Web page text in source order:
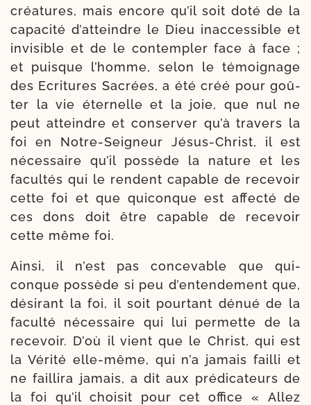
créa­tures, mais encore qu’il soit doté de la
capa­ci­té d’at­teindre le Dieu inac­ces­sible et
invi­sible et de le contem­pler face à face ;
et puisque l’homme, selon le témoi­gnage
des Ecritures Sacrées, a été créé pour goû­
ter la vie éter­nelle et la joie, que nul ne
peut atteindre et conser­ver qu’à tra­vers la
foi en Notre-​Seigneur Jésus-​Christ, il est
néces­saire qu’il pos­sède la nature et les
facul­tés qui le rendent capable de rece­voir
cette foi et que qui­conque est affec­té de
ces dons doit être capable de rece­voir
cette même foi.
Ainsi, il n’est pas conce­vable que qui­
conque pos­sède si peu d’en­ten­de­ment que,
dési­rant la foi, il soit pour­tant dénué de la
facul­té néces­saire qui lui per­mette de la
rece­voir. D’où il vient que le Christ, qui est
la Vérité elle-​même, qui n’a jamais failli et
ne failli­ra jamais, a dit aux pré­di­ca­teurs de
la foi qu’il choi­sit pour cet office « Allez